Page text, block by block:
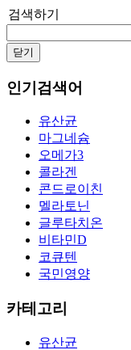
검색하기
닫기
인기검색어
유산균
마그네슘
오메가3
콜라겐
콘드로이친
멜라토닌
글루타치온
비타민D
코큐텐
국민영양
카테고리
유산균